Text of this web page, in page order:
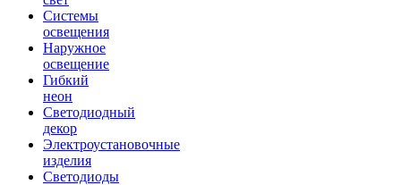
Системы
освещения
Наружное
освещение
Гибкий
неон
Светодиодный
декор
Электроустановочные
изделия
Светодиоды